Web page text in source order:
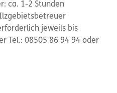
ca. 1-2 Stunden
jeweils bis
Tel.: 08505 86 94 94 oder